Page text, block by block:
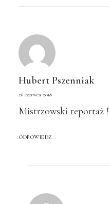
Hubert Pszenniak
26 czerwca 2018
Mistrzowski reportaż !
ODPOWIEDZ